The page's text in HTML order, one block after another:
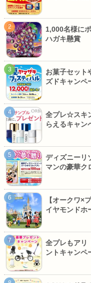
1,000名様に
ハガキ懸賞
お菓子セット
ズドキャンペ
全プレ☆スキ
らえるキャン
ディズニーリ
マンの豪華ク
【オークワ×
イヤモンドホ
全プレもアリ
ントキャンペ